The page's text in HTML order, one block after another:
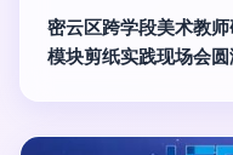
密云区跨学段美术教
模块剪纸实践现场会